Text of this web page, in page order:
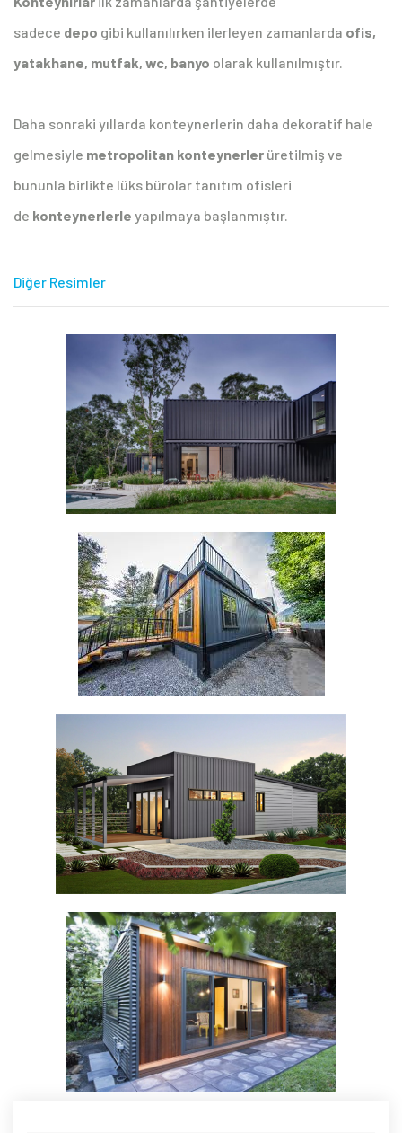
sadece depo gibi kullanılırken ilerleyen zamanlarda ofis,
yatakhane, mutfak, wc, banyo olarak kullanılmıştır.
Daha sonraki yıllarda konteynerlerin daha dekoratif hale
gelmesiyle metropolitan konteynerler üretilmiş ve
bununla birlikte lüks bürolar tanıtım ofisleri
de konteynerlerle yapılmaya başlanmıştır.
Diğer Resimler